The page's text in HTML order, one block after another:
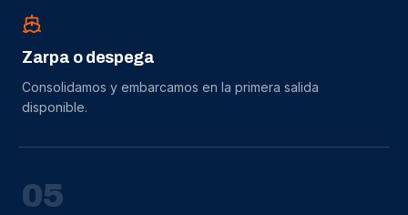
Zarpa o despega
Consolidamos y embarcamos en la primera salida
disponible.
05